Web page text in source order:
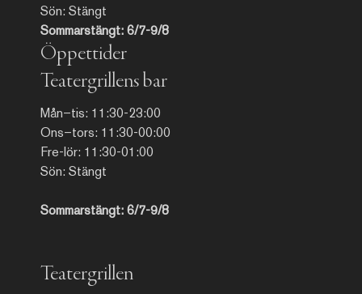
Sön: Stängt
Sommarstängt: 6/7-9/8
Öppettider
Teatergrillens bar
Mån–tis: 11:30-23:00
Ons–tors: 11:30-00:00
Fre-lör: 11:30-01:00
Sön: Stängt
Sommarstängt: 6/7-9/8
Teatergrillen